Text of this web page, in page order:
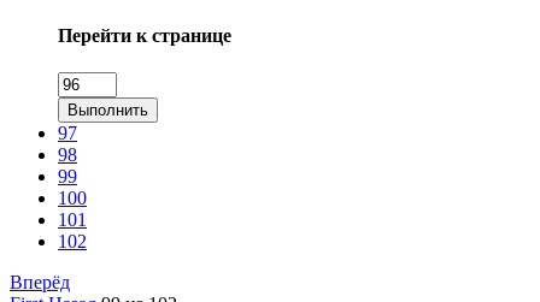
Перейти к странице
Выполнить
97
98
99
100
101
102
Вперёд